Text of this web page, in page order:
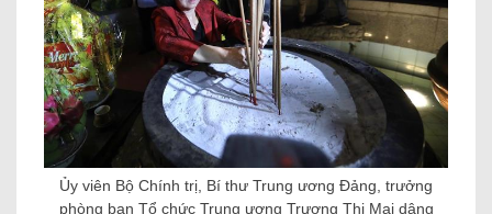
Ủy viên Bộ Chính trị, Bí thư Trung ương Đảng, trưởng
phòng ban Tổ chức Trung ương Trương Thị Mai dâng